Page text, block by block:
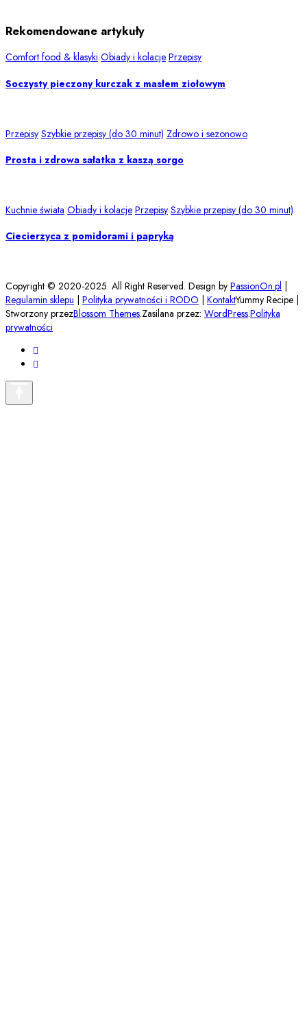
Rekomendowane artykuły
Comfort food & klasyki Obiady i kolacje Przepisy
Soczysty pieczony kurczak z masłem ziołowym
Przepisy Szybkie przepisy (do 30 minut) Zdrowo i sezonowo
Prosta i zdrowa sałatka z kaszą sorgo
Kuchnie świata Obiady i kolacje Przepisy Szybkie przepisy (do 30 minut)
Ciecierzyca z pomidorami i papryką
Copyright © 2020-2025. All Right Reserved. Design by PassionOn.pl |
Regulamin sklepu | Polityka prywatności i RODO | KontaktYummy Recipe |
Stworzony przezBlossom Themes.Zasilana przez: WordPress.Polityka
prywatności